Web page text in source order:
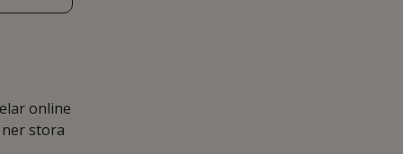
online
stora